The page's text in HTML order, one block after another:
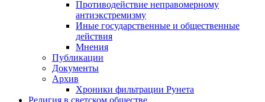
Противодействие неправомерному
антиэкстремизму
Иные государственные и общественные
действия
Мнения
Публикации
Документы
Архив
Хроники фильтрации Рунета
Религия в светском обществе